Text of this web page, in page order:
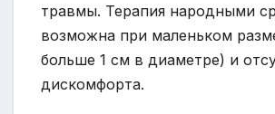
травмы. Терапия народными
возможна при маленьком
больше 1 см в диаметре) и
дискомфорта.